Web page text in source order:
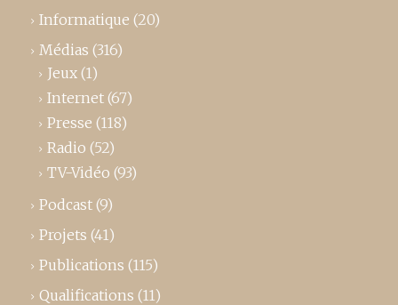
Informatique (20)
Médias (316)
Jeux (1)
Internet (67)
Presse (118)
Radio (52)
TV-Vidéo (93)
Podcast (9)
Projets (41)
Publications (115)
Qualifications (11)